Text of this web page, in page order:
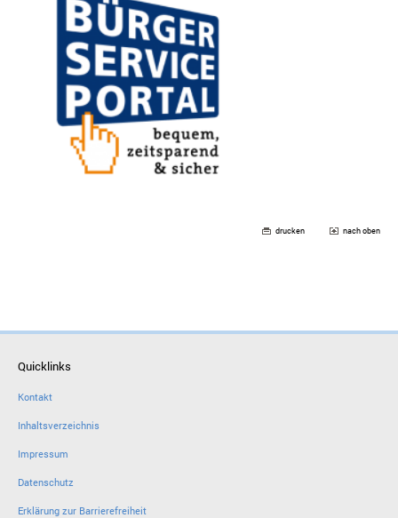
drucken nach oben
Quicklinks
Kontakt
Inhaltsverzeichnis
Impressum
Datenschutz
Erklärung zur Barrierefreiheit